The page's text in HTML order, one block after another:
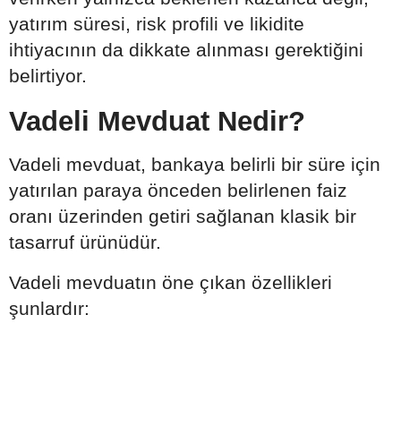
yatırım süresi, risk profili ve likidite
ihtiyacının da dikkate alınması gerektiğini
belirtiyor.
Vadeli Mevduat Nedir?
Vadeli mevduat, bankaya belirli bir süre için
yatırılan paraya önceden belirlenen faiz
oranı üzerinden getiri sağlanan klasik bir
tasarruf ürünüdür.
Vadeli mevduatın öne çıkan özellikleri
şunlardır: